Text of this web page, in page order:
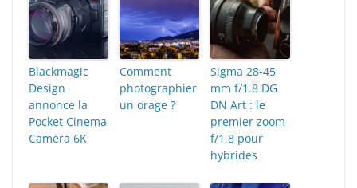
Blackmagic
Design
annonce la
Pocket Cinema
Camera 6K
Comment
photographier
un orage ?
Sigma 28-45
mm f/1.8 DG
DN Art : le
premier zoom
f/1,8 pour
hybrides